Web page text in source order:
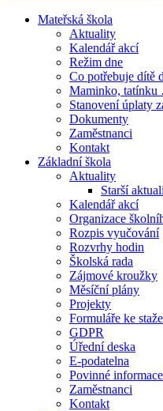
Mateřská škola
Aktuality
Kalendář akcí
Režim dne
Co potřebuje dítě
Maminko,
Stanovení úplaty
Dokumenty
Zaměstnanci
Kontakt
Základní škola
Aktuality
Starší
Kalendář akcí
Organizace
Rozpis vyučování
Rozvrhy hodin
Školská rada
Zájmové kroužky
Měsíční plány
Projekty
Formuláře ke
GDPR
Úřední deska
E-podatelna
Povinné informace
Zaměstnanci
Kontakt